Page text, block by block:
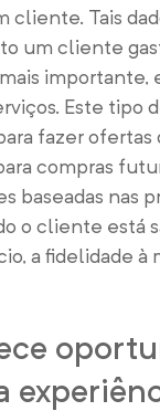
cliente. Tais
um cliente
importante,
Este tipo
fazer ofertas
compras
baseadas nas
o cliente está
a fidelidade à